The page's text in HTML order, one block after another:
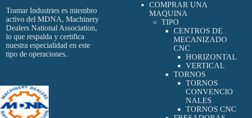
Tramar Industries es miembro
activo del MDNA, Machinery
Dealers National Association,
lo que respalda y certifica
nuestra especialidad en este
tipo de operaciones.
COMPRAR UNA
MAQUINA
TIPO
CENTROS DE
MECANIZADO
CNC
HORIZONTAL
VERTICAL
TORNOS
TORNOS
CONVENCIO
NALES
TORNOS CNC